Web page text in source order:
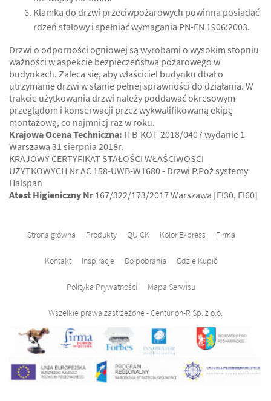
Klamka do drzwi przeciwpożarowych powinna posiadać
rdzeń stalowy i spełniać wymagania PN-EN 1906:2003.
Drzwi o odporności ogniowej są wyrobami o wysokim stopniu
ważności w aspekcie bezpieczeństwa pożarowego w
budynkach. Zaleca się, aby właściciel budynku dbał o
utrzymanie drzwi w stanie pełnej sprawności do działania. W
trakcie użytkowania drzwi należy poddawać okresowym
przeglądom i konserwacji przez wykwalifikowaną ekipę
montażową, co najmniej raz w roku.
Krajowa Ocena Techniczna: ITB-KOT-2018/0407 wydanie 1
Warszawa 31 sierpnia 2018r.
KRAJOWY CERTYFIKAT STAŁOŚCI WŁAŚCIWOSCI
UŻYTKOWYCH Nr AC 158-UWB-W1680 - Drzwi P.Poż systemy
Halspan
Atest Higieniczny Nr167/322/173/2017 Warszawa [EI30, EI60]
Strona główna Produkty QUICK Kolor Express Firma
Kontakt Inspiracje Do pobrania Gdzie Kupić
Polityka Prywatności Mapa Serwisu
Wszelkie prawa zastrzeżone - Centurion-R Sp. z o.o.